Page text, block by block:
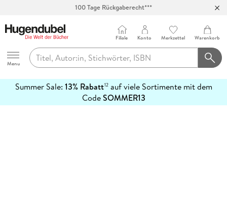
100 Tage Rückgaberecht***
Hugendubel
Menu
Filiale Konto Merkzettel Warenkorb
Summer Sale: 13% Rabatt12auf viele Sortimente mit dem
CodeSOMMER13
erfahren